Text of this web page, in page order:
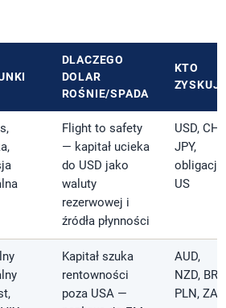
DLACZEGO
DOLAR
ROŚNIE/SPADA
KTO
Flight to safety
— kapitał ucieka
do USD jako
waluty
rezerwowej i
źródła płynności
USD, CHF,
JPY,
obligacje
US
Kapitał szuka
rentowności
poza USA —
AUD,
NZD, BRL,
PLN, ZAR